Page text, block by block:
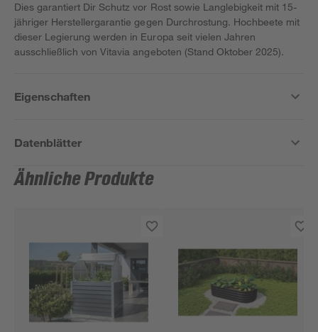
Dies garantiert Dir Schutz vor Rost sowie Langlebigkeit mit 15-
jähriger Herstellergarantie gegen Durchrostung. Hochbeete mit
dieser Legierung werden in Europa seit vielen Jahren
ausschließlich von Vitavia angeboten (Stand Oktober 2025).
Eigenschaften
Datenblätter
Ähnliche Produkte